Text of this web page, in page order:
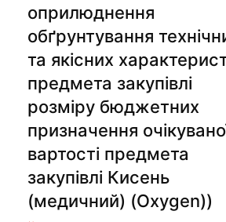
оприлюднення
обґрунтування
та якісних
предмета закупівлі
розміру бюджетних
призначення
вартості предмета
закупівлі Кисень
(медичний) (Oxygen))